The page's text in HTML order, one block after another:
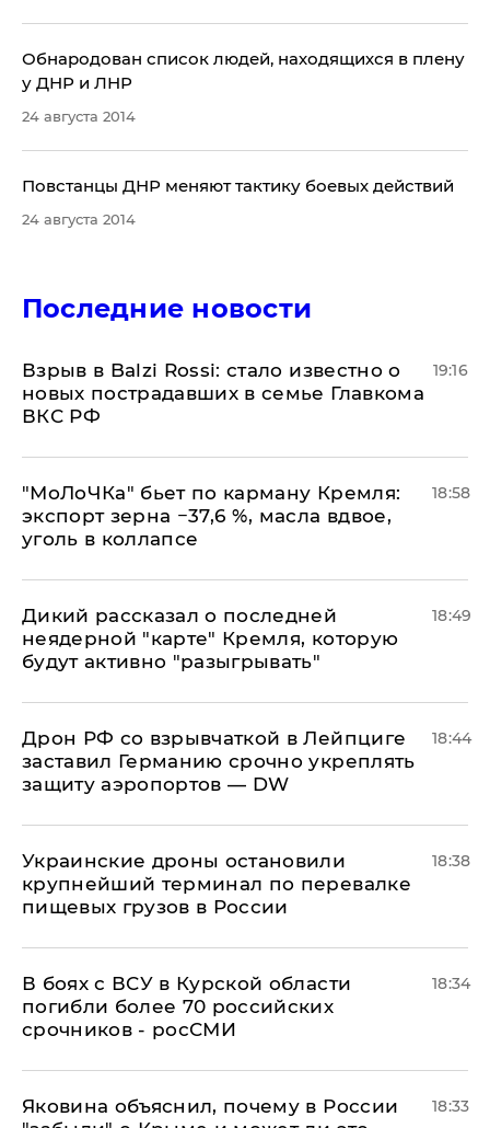
Обнародован список людей, находящихся в плену
у ДНР и ЛНР
24 августа 2014
Повстанцы ДНР меняют тактику боевых действий
24 августа 2014
Последние новости
Взрыв в Balzi Rossi: стало известно о
новых пострадавших в семье Главкома
ВКС РФ
19:16
​"МоЛоЧКа" бьет по карману Кремля:
экспорт зерна −37,6 %, масла вдвое,
уголь в коллапсе
18:58
Дикий рассказал о последней
неядерной "карте" Кремля, которую
будут активно "разыгрывать"
18:49
​Дрон РФ со взрывчаткой в Лейпциге
заставил Германию срочно укреплять
защиту аэропортов — DW
18:44
Украинские дроны остановили
крупнейший терминал по перевалке
пищевых грузов в России
18:38
В боях с ВСУ в Курской области
погибли более 70 российских
срочников - росСМИ
18:34
Яковина объяснил, почему в России
18:33